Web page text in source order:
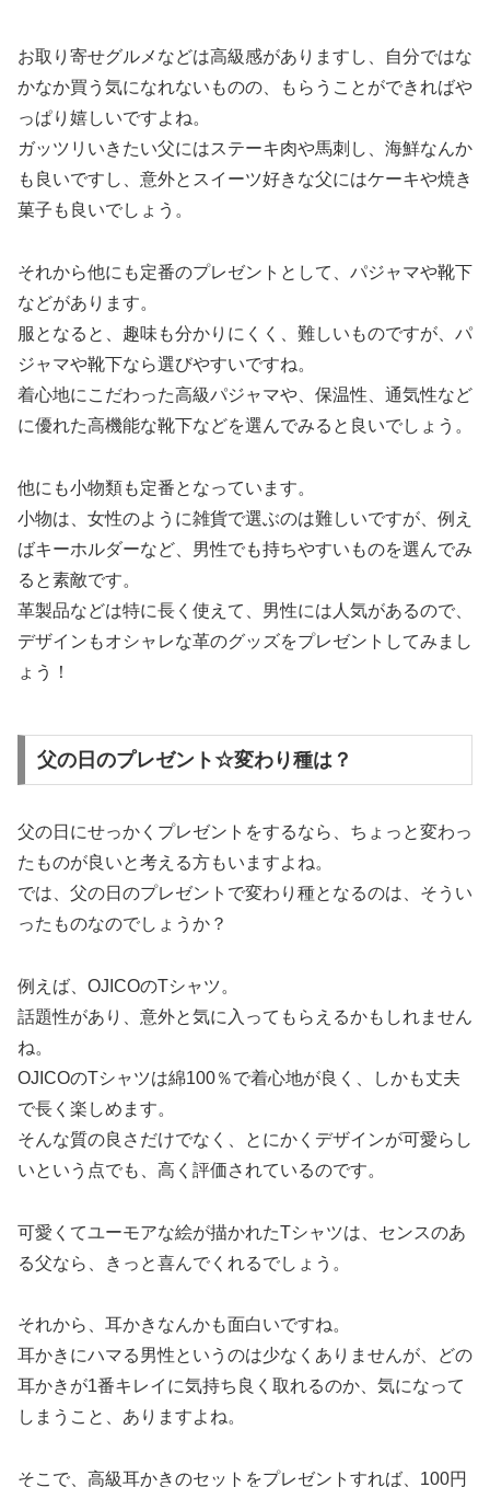
お取り寄せグルメなどは高級感がありますし、自分ではな
かなか買う気になれないものの、もらうことができればや
っぱり嬉しいですよね。
ガッツリいきたい父にはステーキ肉や馬刺し、海鮮なんか
も良いですし、意外とスイーツ好きな父にはケーキや焼き
菓子も良いでしょう。
それから他にも定番のプレゼントとして、パジャマや靴下
などがあります。
服となると、趣味も分かりにくく、難しいものですが、パ
ジャマや靴下なら選びやすいですね。
着心地にこだわった高級パジャマや、保温性、通気性など
に優れた高機能な靴下などを選んでみると良いでしょう。
他にも小物類も定番となっています。
小物は、女性のように雑貨で選ぶのは難しいですが、例え
ばキーホルダーなど、男性でも持ちやすいものを選んでみ
ると素敵です。
革製品などは特に長く使えて、男性には人気があるので、
デザインもオシャレな革のグッズをプレゼントしてみまし
ょう！
父の日のプレゼント☆変わり種は？
父の日にせっかくプレゼントをするなら、ちょっと変わっ
たものが良いと考える方もいますよね。
では、父の日のプレゼントで変わり種となるのは、そうい
ったものなのでしょうか？
例えば、OJICOのTシャツ。
話題性があり、意外と気に入ってもらえるかもしれません
ね。
OJICOのTシャツは綿100％で着心地が良く、しかも丈夫
で長く楽しめます。
そんな質の良さだけでなく、とにかくデザインが可愛らし
いという点でも、高く評価されているのです。
可愛くてユーモアな絵が描かれたTシャツは、センスのあ
る父なら、きっと喜んでくれるでしょう。
それから、耳かきなんかも面白いですね。
耳かきにハマる男性というのは少なくありませんが、どの
耳かきが1番キレイに気持ち良く取れるのか、気になって
しまうこと、ありますよね。
そこで、高級耳かきのセットをプレゼントすれば、100円